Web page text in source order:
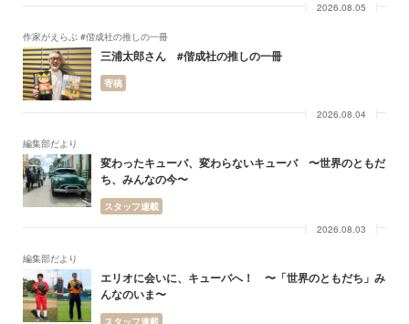
2026.08.05
作家がえらぶ #偕成社の推しの一冊
三浦太郎さん #偕成社の推しの一冊
寄稿
2026.08.04
編集部だより
変わったキューバ、変わらないキューバ 〜世界のともだ
ち、みんなの今〜
スタッフ連載
2026.08.03
編集部だより
エリオに会いに、キューバへ！ 〜「世界のともだち」み
んなのいま〜
スタッフ連載